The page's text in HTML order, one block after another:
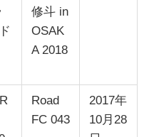
修斗 in
OSAK
A 2018
Road
FC 043
2017年
10月28